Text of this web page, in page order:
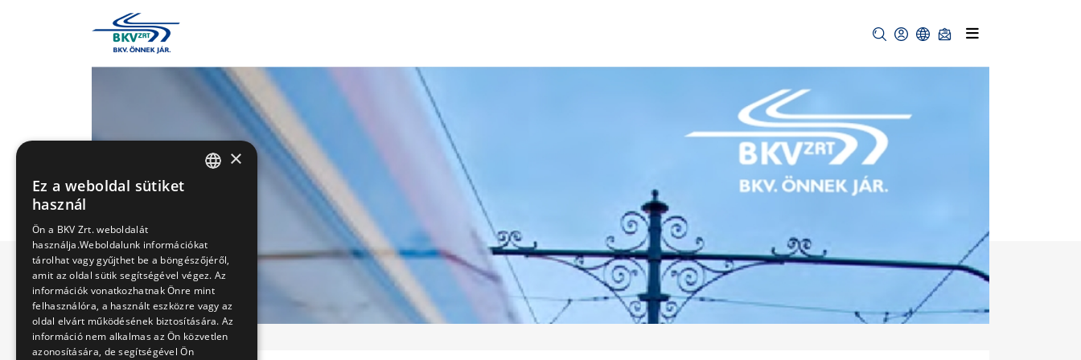
×
Ez a weboldal sütiket
használ
Ön a BKV Zrt. weboldalát
használja.Weboldalunk információkat
tárolhat vagy gyűjthet be a böngészőjéről,
amit az oldal sütik segítségével végez. Az
információk vonatkozhatnak Önre mint
felhasználóra, a használt eszközre vagy az
oldal elvárt működésének biztosítására. Az
információ nem alkalmas az Ön közvetlen
azonosítására, de segítségével Ön